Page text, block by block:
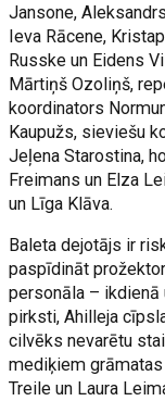
Jansone,
Ieva Rācene,
Russke un Eidens
Mārtiņš Ozoliņš,
koordinators
Kaupužs, sieviešu
Jeļena Starostina,
Freimans un Elza
un Līga Klāva.
Baleta dejotājs ir
paspīdināt
personāla – ikdienā
pirksti, Ahilleja
cilvēks nevarētu
mediķiem
Treile un Laura